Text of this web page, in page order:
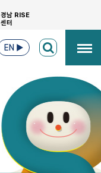
경남 RISE
센터
EN ▶